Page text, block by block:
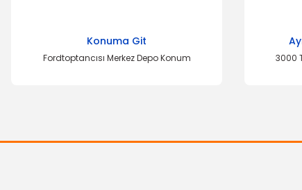
Ürün açıklamasında eksik bilgiler bulunuyor.
Konuma Git
Fordtoptancısı Merkez Depo Konum 3000